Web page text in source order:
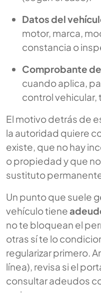
Datos del
motor, marca,
constancia o
Comprobante
cuando aplica,
control vehicular,
El motivo detrás de
la autoridad quiere
existe, que no hay
o propiedad y que
sustituto
Un punto que suele
vehículo tiene
no te bloquean el
otras sí te lo
regularizar primero.
línea), revisa si el
consultar adeudos